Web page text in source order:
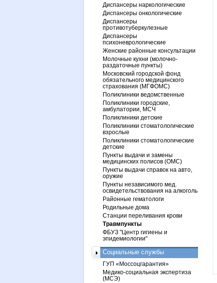
Диспансеры наркологические
Диспансеры онкологические
Диспансеры
противотуберкулезные
Диспансеры
психоневрологические
Женские районные консультации
Молочные кухни (молочно-
раздаточные пункты)
Московский городской фонд
обязательного медицинского
страхования (МГФОМС)
Поликлиники ведомственные
Поликлиники городские,
амбулатории, МСЧ
Поликлиники детские
Поликлиники стоматологические
взрослые
Поликлиники стоматологические
детские
Пункты выдачи и замены
медицинских полисов (ОМС)
Пункты выдачи справок на авто,
оружие
Пункты независимого мед.
освидетельствования на алкоголь
Районные гематологи
Родильные дома
Станции переливания крови
Травмпункты
ФБУЗ "Центр гигиены и
эпидемиологии"
Социальные службы
ГУП «Моссоцгарантия»
Медико-социальная экспертиза
(МСЭ)